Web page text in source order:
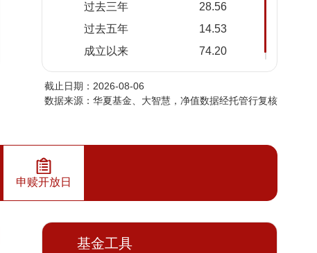
过去三年
28.56
过去五年
14.53
成立以来
74.20
2026-
08-03
1.719
2026-
1.740
2026-
07-30
1.736 1.736
07-28
2026-
07-27
1.754 1.754
2026-
1.743
截止日期：2026-08-06
数据来源：华夏基金、大智慧，净值数据经托管行复核
申赎开放日
基金工具